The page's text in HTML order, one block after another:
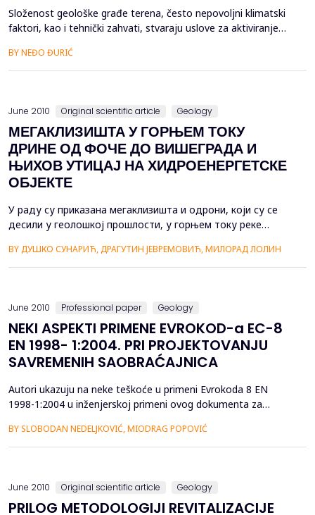
Složenost geološke građe terena, često nepovoljni klimatski
faktori, kao i tehnički zahvati, stvaraju uslove za aktiviranje
manifestuju u vidu klizišta. Na teritoriji Republike Srpske,
odnosno cijele Bosne i Hercegovine, kao i zemalja u
BY NEĐO ĐURIĆ
June 2010 Original scientific article Geology
МЕГАКЛИЗИШТА У ГОРЊЕМ ТОКУ
ДРИНЕ ОД ФОЧЕ ДО ВИШЕГРАДА И
ЊИХОВ УТИЦАЈ НА ХИДРОЕНЕРГЕТСКЕ
ОБЈЕКТЕ
У раду су приказана мегаклизишта и одрони, који су се
десили у геолошкој прошлости, у горњем току реке
да представљају потенцијалну опасност при изградњи
саобраћајница и водопривредних објеката. Поред тога
BY ДУШКО СУНАРИЋ, ДРАГУТИН ЈЕВРЕМОВИЋ, МИЛОРАД ЛОЛИН
June 2010 Professional paper Geology
NEKI ASPEKTI PRIMENE EVROKOD-a EC-8
EN 1998- 1:2004. PRI PROJEKTOVANJU
SAVREMENIH SAOBRAĆAJNICA
Autori ukazuju na neke teškoće u primeni Evrokoda 8 EN
1998-1:2004 u inženjerskoj primeni ovog dokumenta za
ali predstavljaju i složene tehničko tehnološke sisteme dok se
zemljotresna regulativa odnosi pre svega na objekte
BY SLOBODAN NEDELJKOVIĆ, MIODRAG POPOVIĆ
June 2010 Original scientific article Geology
PRILOG METODOLOGIJI REVITALIZACIJE